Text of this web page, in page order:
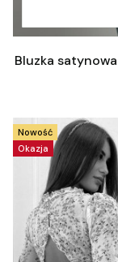
Bluzka
Okazja
Nowość